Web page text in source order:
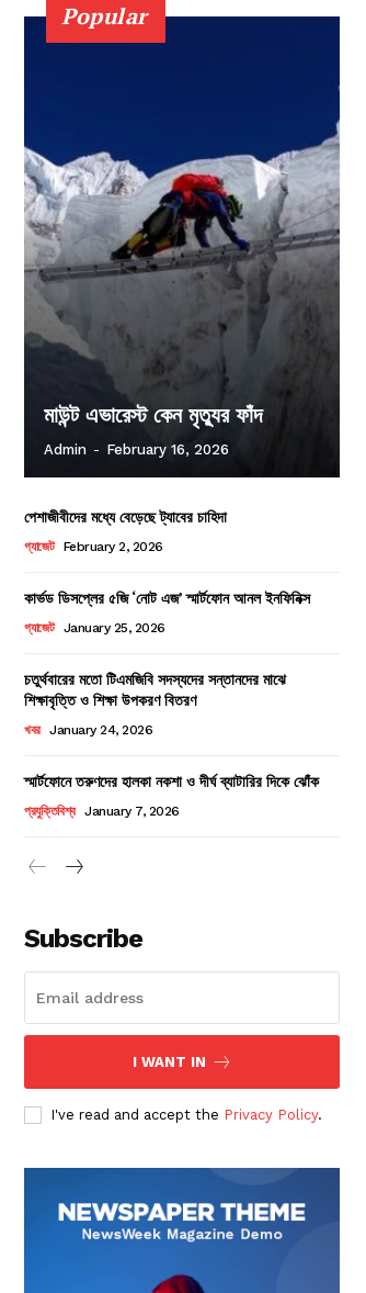
Popular
মাউন্ট এভারেস্ট কেন মৃত্যুর ফাঁদ
Admin - February 16, 2026
পেশাজীবীদের মধ্যে বেড়েছে ট্যাবের চাহিদা
গ্যাজেট February 2, 2026
কার্ভড ডিসপ্লের ৫জি ‘নোট এজ’ স্মার্টফোন আনল ইনফিনিক্স
গ্যাজেট January 25, 2026
চতুর্থবারের মতো টিএমজিবি সদস্যদের সন্তানদের মাঝে
শিক্ষাবৃত্তি ও শিক্ষা উপকরণ বিতরণ
খবর January 24, 2026
স্মার্টফোনে তরুণদের হালকা নকশা ও দীর্ঘ ব্যাটারির দিকে ঝোঁক
প্রযুক্তিবিশ্ব January 7, 2026
Subscribe
I WANT IN
I've read and accept the Privacy Policy.